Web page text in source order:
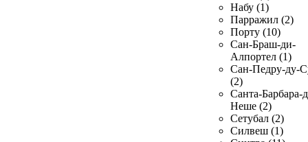
Набу (1)
Парражил (2)
Порту (10)
Сан-Браш-ди-
Алпортел (1)
Сан-Педру-ду-
(2)
Санта-Барбара-
Неше (2)
Сетубал (2)
Силвеш (1)